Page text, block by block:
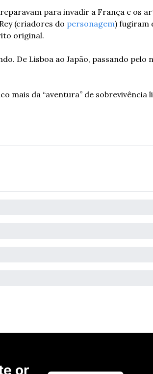
para invadir a França e os
(criadores do personagem) fugiram
original.
De Lisboa ao Japão, passando pelo
mais da “aventura” de sobrevivência
or